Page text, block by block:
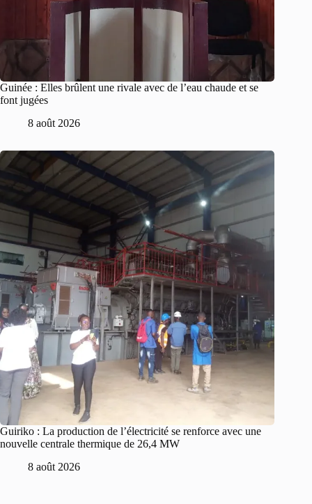
Guinée : Elles brûlent une rivale avec de l’eau chaude et se
font jugées
8 août 2026
Guiriko : La production de l’électricité se renforce avec une
nouvelle centrale thermique de 26,4 MW
8 août 2026